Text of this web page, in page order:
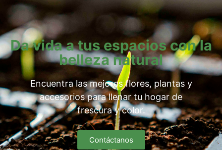
Da vida a tus espacios con la
belleza natural
Encuentra las mejores flores, plantas y
accesorios para llenar tu hogar de
frescura y color.
Contáctanos